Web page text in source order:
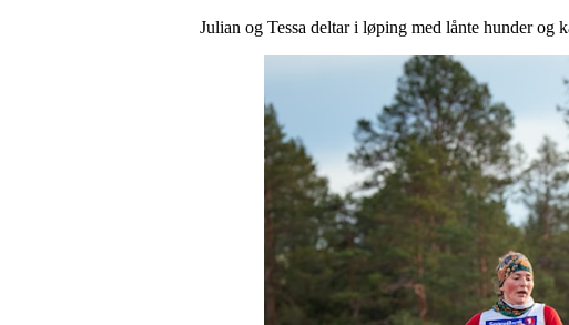
Julian og Tessa deltar i løping med lånte hunder og